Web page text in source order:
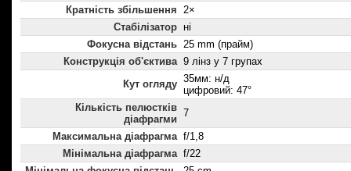
Кратність збільшення 2×
Стабілізатор ні
Фокусна відстань 25 mm (прайм)
Конструкція об'єктива 9 лінз у 7 групах
Кут огляду 35мм: н/д
цифровий: 47°
Кількість пелюстків
діафрагми
7
Максимальна діафрагма f/1,8
Мінімальна діафрагма f/22